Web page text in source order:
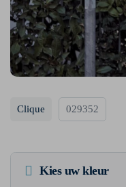
Clique 029352
Kies uw kleur